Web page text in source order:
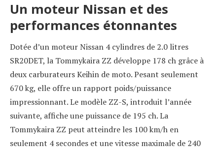
Un moteur Nissan et des
performances étonnantes
Dotée d’un moteur Nissan 4 cylindres de 2.0 litres
SR20DET, la Tommykaira ZZ développe 178 ch grâce à
deux carburateurs Keihin de moto. Pesant seulement
670 kg, elle offre un rapport poids/puissance
impressionnant. Le modèle ZZ-S, introduit l’année
suivante, affiche une puissance de 195 ch. La
Tommykaira ZZ peut atteindre les 100 km/h en
seulement 4 secondes et une vitesse maximale de 240